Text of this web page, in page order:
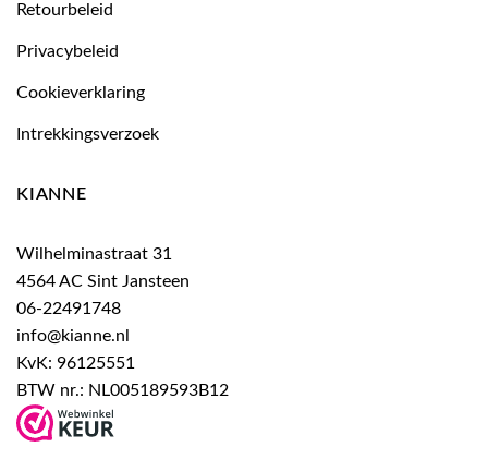
Retourbeleid
Privacybeleid
Cookieverklaring
Intrekkingsverzoek
KIANNE
Wilhelminastraat 31
4564 AC Sint Jansteen
06-22491748
info@kianne.nl
KvK: 96125551
BTW nr.: NL005189593B12